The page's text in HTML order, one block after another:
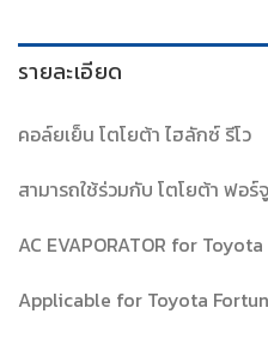
รายละเอียด
คอล์ยเย็น โตโยต้า ไฮลักซ์ รีโว
สามารถใช้ร่วมกับ โตโยต้า ฟอร์
AC EVAPORATOR for Toyota
Applicable for Toyota